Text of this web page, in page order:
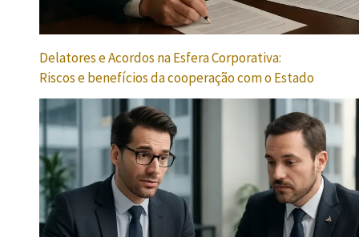
Delatores e Acordos na Esfera Corporativa:
Riscos e benefícios da cooperação com o Estado